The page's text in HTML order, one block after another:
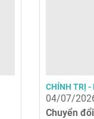
CHÍNH TRỊ -
04/07/
Chuyển